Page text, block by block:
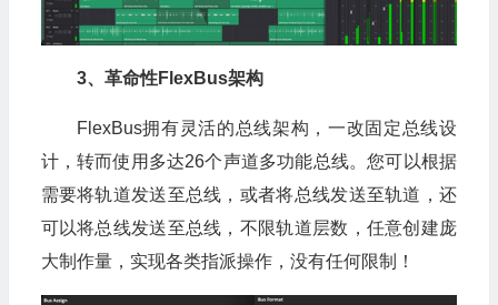
3、革命性FlexBus架构
FlexBus拥有灵活的总线架构，一改固定总线设
计，转而使用多达26个声道多功能总线。您可以根据
需要将轨道发送至总线，或者将总线发送至轨道，还
可以将总线发送至总线，不限轨道层数，任意创建庞
大制作量，实现各类指派操作，没有任何限制！